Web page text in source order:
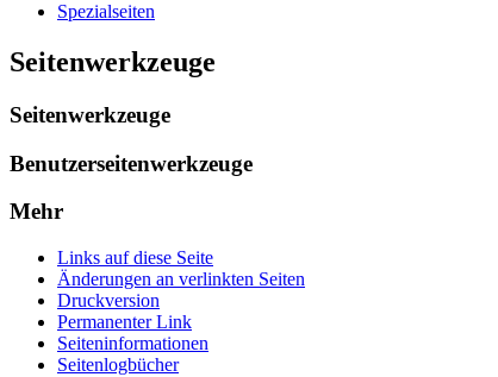
Spezialseiten
Seitenwerkzeuge
Seitenwerkzeuge
Benutzerseitenwerkzeuge
Mehr
Links auf diese Seite
Änderungen an verlinkten Seiten
Druckversion
Permanenter Link
Seiten­­informationen
Seitenlogbücher